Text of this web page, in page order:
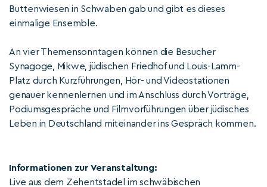
Buttenwiesen in Schwaben gab und gibt es dieses
einmalige Ensemble.
An vier Themensonntagen können die Besucher
Synagoge, Mikwe, jüdischen Friedhof und Louis-Lamm-
Platz durch Kurzführungen, Hör- und Videostationen
genauer kennenlernen und im Anschluss durch Vorträge,
Podiumsgespräche und Filmvorführungen über jüdisches
Leben in Deutschland miteinander ins Gespräch kommen.
Informationen zur Veranstaltung:
Live aus dem Zehentstadel im schwäbischen